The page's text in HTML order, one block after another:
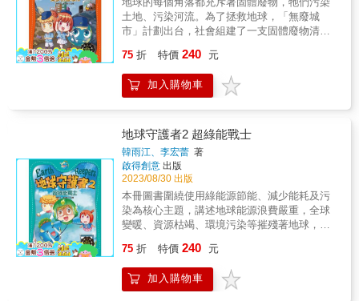
國《星期日泰唔士報》當週最佳童書 你曾經想
過，「樹木」對你而言，是什麼樣的存在嗎？
出生時，我們安穩的睡在木製搖籃裡；死亡
時，木製的棺材承接我們的軀體。人的一生，
但我們經常忽略樹木的付出。這本書將從生物
知識、環境保育、文化藝術等角度，帶領讀者
重新認識──樹。 「樹木帶給我們的好處非常
鮮空氣、乾淨且穩定的水源、休閒所需的健康
場域，而且也是許多野生動物的重要棲所。讓
各種樹木扮演不同的角色、發揮不同的功能，
便能打造生生不息的地球。」 ──本書譯者／特
有生物研究保育中心助理研究員 林大利 超大
開本、細緻且幽默感十足的插圖、淺顯又抒情
的文字敘述，《樹》娓娓道出33個跨領域主
繁衍後代，也讓大家認識世界上最高的樹、最
粗的樹和最老的樹。木製的交通工具、樂器、
藝術品、著名建築等主題讓人一窺從古至今，
土地、污染河流。為了拯救地球，「無廢城
市」計劃出台，社會組建了一支固體廢物清理
心要清除固體廢物，淨化城市環境。固體廢物
軍團在得知這一消息後立刻派遣出自己的精英
小隊潛入清理小隊，想要從中破壞，建造自己
風車老師的教導下，清理小隊搞明白了工業固
體廢物、危險廢物、醫療廢物、城市生活垃圾
等會給社會和公眾帶來的危害，也明白了阻斷
固體廢物、減少環境污染的重要性，大家躍躍
欲試，期待第一次出征。
75 折 特價 240 元
加入購物車
地球守護者2 超綠能戰士
韓雨江、李宏蕾 著
啟得創意 出版
2023/08/30 出版
本冊圖書圍繞使用綠能源節能、減少能耗及污
染為核心主題，講述地球能源浪費嚴重，全球
變暖、資源枯竭、環境污染等摧殘著地球，貪
到了邀請他加入綠色能源計劃的綠能俠，小哲
帶著紅麗、萌地球一起加入了此計劃。他們來
到了綠色能源計劃基地，在這裡遇到了阻止綠
75 折 特價 240 元
加入購物車